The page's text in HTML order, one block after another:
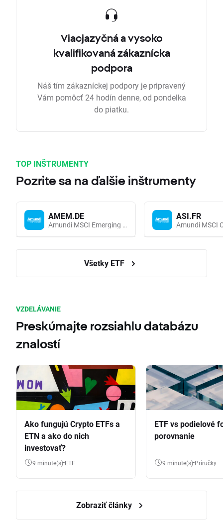
Viacjazyčná a vysoko
kvalifikovaná zákaznícka
podpora
Náš tím zákazníckej podpory je pripravený
Vám pomôcť 24 hodín denne, od pondelka
do piatku.
TOP INŠTRUMENTY
Pozrite sa na ďalšie inštrumenty
AMEM.DE
Amundi MSCI Emerging Markets UCITS (Acc EUR)
ASI.FR
Všetky ETF
VZDELÁVANIE
Preskúmajte rozsiahlu databázu
znalostí
Ako fungujú Crypto ETFs a
ETN a ako do nich
investovať?
9 minute(s) ETF
ETF vs podielové
porovnanie
9 minute(s) Príručky
Zobraziť články